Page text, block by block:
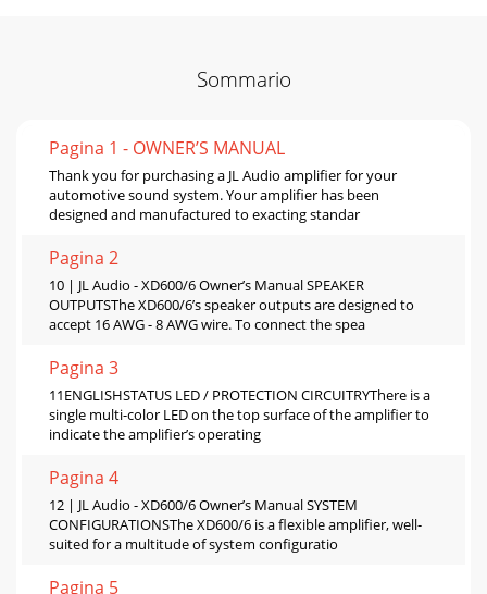
Sommario
Pagina 1 - OWNER’S MANUAL
Thank you for purchasing a JL Audio amplifier for your
automotive sound system. Your amplifier has been
designed and manufactured to exacting standar
Pagina 2
10 | JL Audio - XD600/6 Owner’s Manual SPEAKER
OUTPUTSThe XD600/6’s speaker outputs are designed to
accept 16 AWG - 8 AWG wire. To connect the spea
Pagina 3
11ENGLISHSTATUS LED / PROTECTION CIRCUITRYThere is a
single multi-color LED on the top surface of the amplifier to
indicate the amplifier’s operating
Pagina 4
12 | JL Audio - XD600/6 Owner’s Manual SYSTEM
CONFIGURATIONSThe XD600/6 is a flexible amplifier, well-
suited for a multitude of system configuratio
Pagina 5